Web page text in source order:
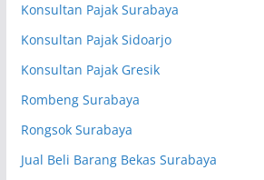
Konsultan Pajak Surabaya
Konsultan Pajak Sidoarjo
Konsultan Pajak Gresik
Rombeng Surabaya
Rongsok Surabaya
Jual Beli Barang Bekas Surabaya